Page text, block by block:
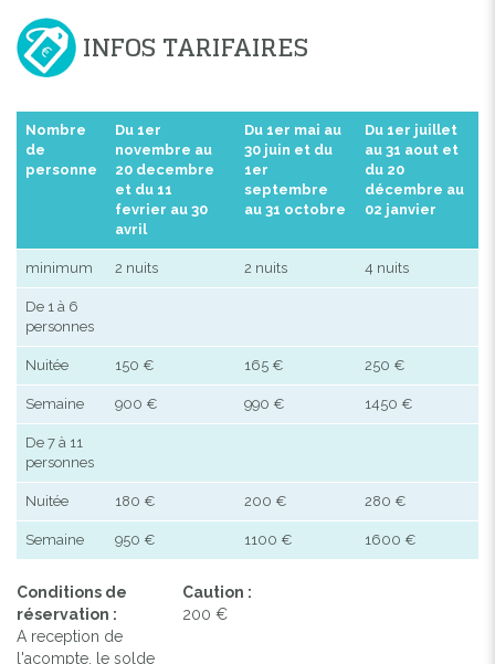
INFOS TARIFAIRES
Nombre
de
personne
Du 1er
novembre au
20 decembre
et du 11
fevrier au 30
avril
Du 1er mai au
30 juin et du
1er
septembre
au 31 octobre
Du 1er juillet
au 31 aout et
du 20
décembre au
02 janvier
minimum 2 nuits 2 nuits 4 nuits
De 1 à 6
personnes
Nuitée 150 € 165 € 250 €
Semaine 900 € 990 € 1450 €
De 7 à 11
personnes
Nuitée 180 € 200 € 280 €
Semaine 950 € 1100 € 1600 €
Conditions de
réservation :
A reception de
l'acompte, le solde
Caution :
200 €